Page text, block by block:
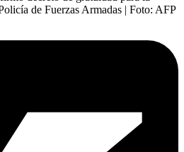
de Fuerzas Armadas | Foto: AFP